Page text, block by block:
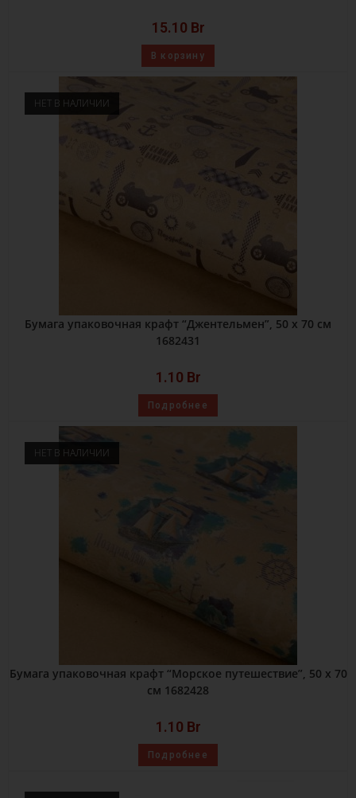
15.10 Br
В корзину
НЕТ В НАЛИЧИИ
Бумага упаковочная крафт “Джентельмен”, 50 х 70 см
1682431
1.10 Br
Подробнее
НЕТ В НАЛИЧИИ
Бумага упаковочная крафт “Морское путешествие”, 50 х 70
см 1682428
1.10 Br
Подробнее